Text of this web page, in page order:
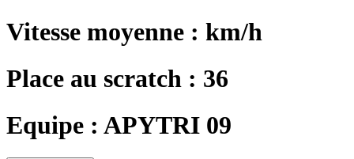
Vitesse moyenne : km/h
Place au scratch : 36
Equipe : APYTRI 09